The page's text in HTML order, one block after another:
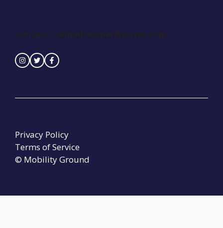
Contact : seinedreamer@naver.com
© Mobility Ground
Privacy Policy
Terms of Service